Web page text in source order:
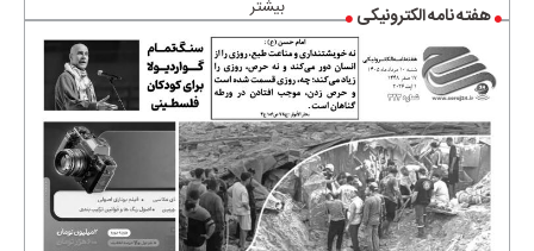
بیشتر هفته نامه الکترونیکی